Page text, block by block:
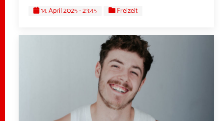
14. April 2025 - 23:45 Freizeit